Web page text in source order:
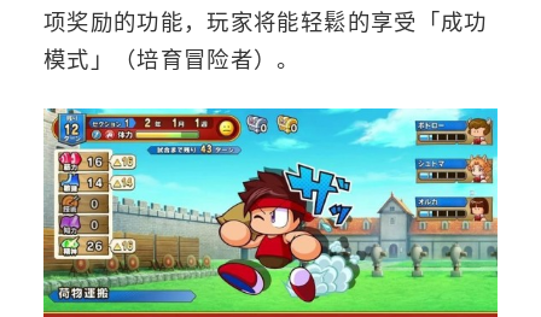
项奖励的功能，玩家将能轻鬆的享受「成功
模式」（培育冒险者）。